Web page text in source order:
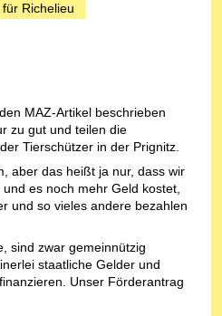
Richelieu
MAZ-Artikel beschrieben
zu gut und teilen die
Tierschützer in der Prignitz.
aber das heißt ja nur, dass wir
es noch mehr Geld kostet,
und so vieles andere bezahlen
sind zwar gemeinnützig
staatliche Gelder und
Unser Förderantrag